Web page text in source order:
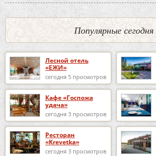
Популярные сегодня
Лесной отель
«ЕЖИ»
сегодня 5 просмотров
Кафе «Госпожа
удача»
сегодня 3 просмотров
Ресторан
«Krevetka»
сегодня 3 просмотров